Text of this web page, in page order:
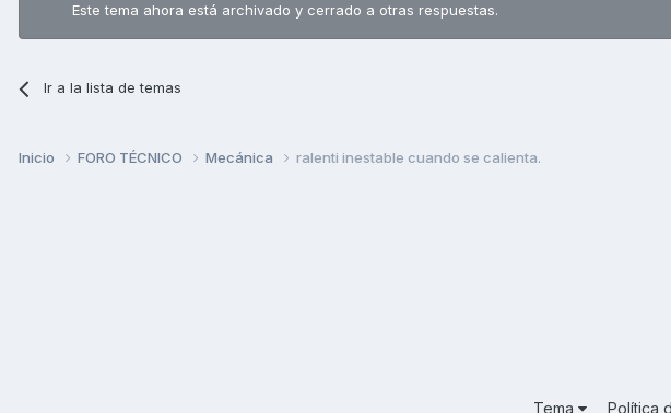
Este tema ahora está archivado y cerrado a otras respuestas.
Ir a la lista de temas
Inicio FORO TÉCNICO Mecánica ralenti inestable cuando se calienta.
Tema Política